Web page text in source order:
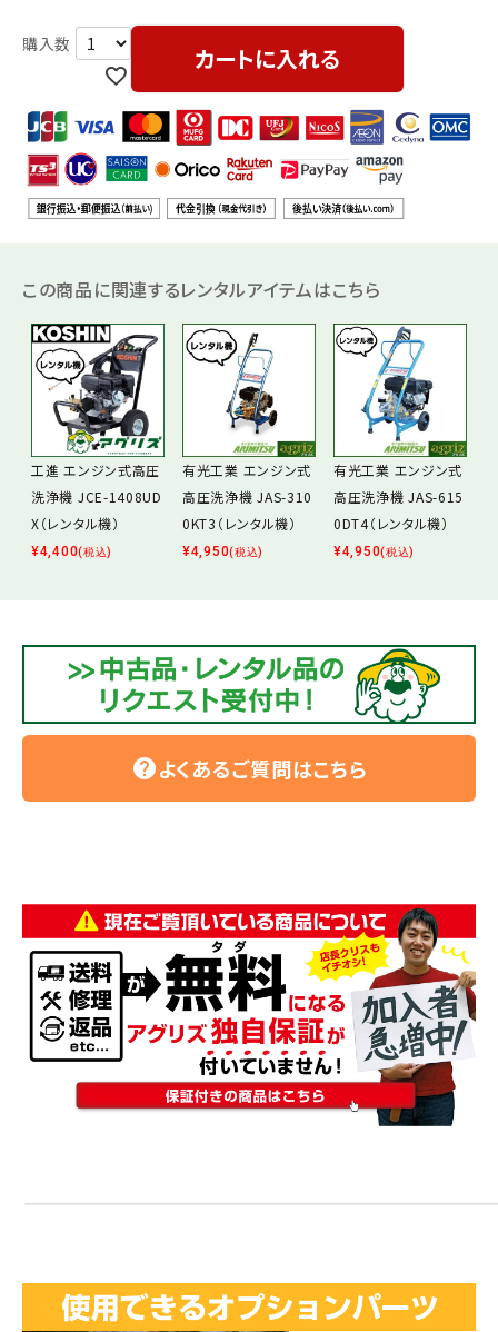
カートに入れる
この商品に関連するレンタルアイテムはこちら
工進 エンジン式高圧
洗浄機 JCE-1408UD
X（レンタル機）
¥4,400(税込)
有光工業 エンジン式
高圧洗浄機 JAS-310
0KT3（レンタル機）
¥4,950(税込)
有光工業 エンジン式
高圧洗浄機 JAS-615
0DT4（レンタル機）
¥4,950(税込)
helpよくあるご質問はこちら